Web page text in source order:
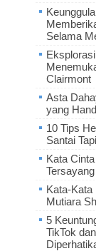
Selama
Clairmont
Asta
yang
10 Tips
Santai
Kata
Kata-
Mutiara
5
TikTok